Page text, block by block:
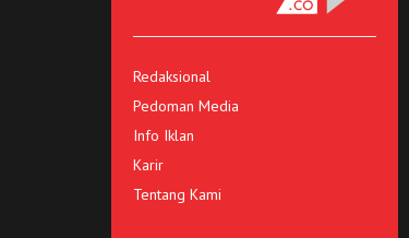
Redaksional
Pedoman Media
Info Iklan
Karir
Tentang Kami